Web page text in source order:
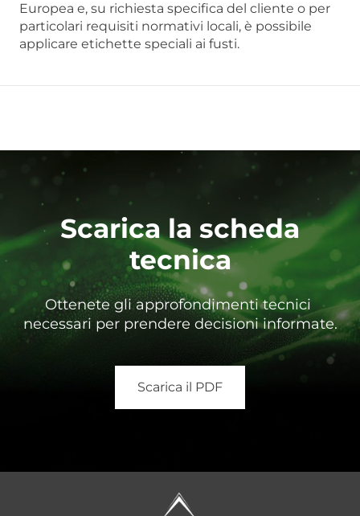
Europea e, su richiesta specifica del cliente o per
particolari requisiti normativi locali, è possibile
applicare etichette speciali ai fusti.
Scarica la scheda
tecnica
Ottenete gli approfondimenti tecnici
necessari per prendere decisioni informate.
Scarica il PDF